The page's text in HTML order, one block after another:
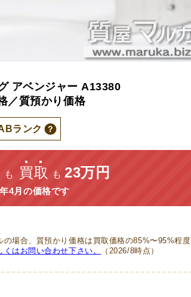
アベンジャー A13380
／質預かり価格
ランク
も 買取 も 23万円
4月の価格です
場合、質預かり価格は買取価格の85%〜95%程度
くはお問い合わせ下さい。 （2026/8時点）